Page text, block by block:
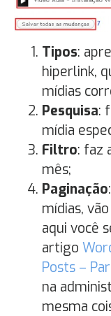
Tipos:
hiperlink,
mídias
Pesquisa:
mídia
Filtro: faz
mês;
Paginação
mídias,
aqui você
artigo
Posts –
na
mesma